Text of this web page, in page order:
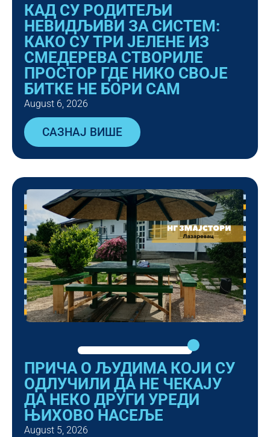
КАД СУ РОДИТЕЉИ
НЕВИДЉИВИ ЗА СИСТЕМ:
КАКО СУ ТРИ ЈЕЛЕНЕ ИЗ
СМЕДЕРЕВА СТВОРИЛЕ
ПРОСТОР ГДЕ НИКО СВОЈЕ
БИТКЕ НЕ БОРИ САМ
August 6, 2026
САЗНАЈ ВИШЕ
ПРИЧА О ЉУДИМА КОЈИ СУ
ОДЛУЧИЛИ ДА НЕ ЧЕКАЈУ
ДА НЕКО ДРУГИ УРЕДИ
ЊИХОВО НАСЕЉЕ
August 5, 2026